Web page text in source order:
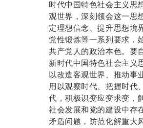
时代中国特色社会主义思
观世界，深刻领会这一思
定理想信念、提升思想境
党性锻炼等一系列要求，
共产党人的政治本色。要
新时代中国特色社会主义
以改造客观世界、推动事
用以观察时代、把握时代
代，积极识变应变求变，
社会发展和党的建设中存
矛盾问题，防范化解重大